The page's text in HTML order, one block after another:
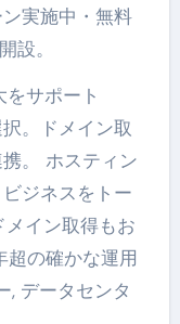
実施中・無料
設。
をサポート
。ドメイン取
。 ホスティン
ジネスをトー
イン取得もお
の確かな運用
, データセンタ